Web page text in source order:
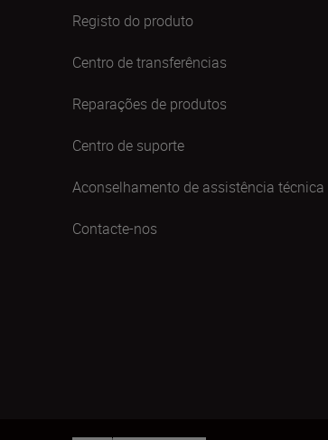
Registo do produto
Centro de transferências
Reparações de produtos
Centro de suporte
Aconselhamento de assistência técnica
Contacte-nos